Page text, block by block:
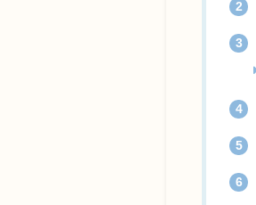
2
3
4
5
6